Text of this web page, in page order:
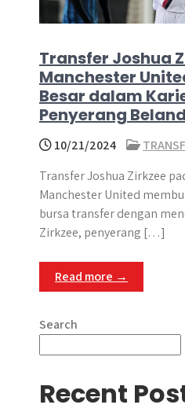
Transfer Joshua
Manchester
Besar dalam
Penyerang
10/21/2024
Transfer Joshua Zirkzee
Manchester United
bursa transfer dengan
Zirkzee, penyerang […]
Read more →
Search
Recent